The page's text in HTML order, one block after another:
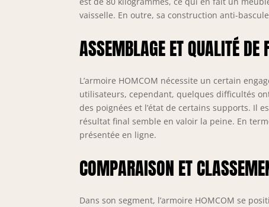
vaisselle. En outre, sa construction anti-
ASSEMBLAGE ET QUALITÉ DE
L’armoire HOMCOM nécessite un certain
utilisateurs, cependant, quelques difficultés
des poignées et l’état de certains supports. Il
résultat final semble en valoir la peine. En
présentée en ligne.
COMPARAISON ET
Dans son segment, l’armoire HOMCOM se